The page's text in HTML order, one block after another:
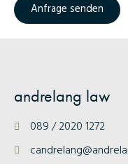
Anfrage senden
andrelang law
089 / 2020 1272